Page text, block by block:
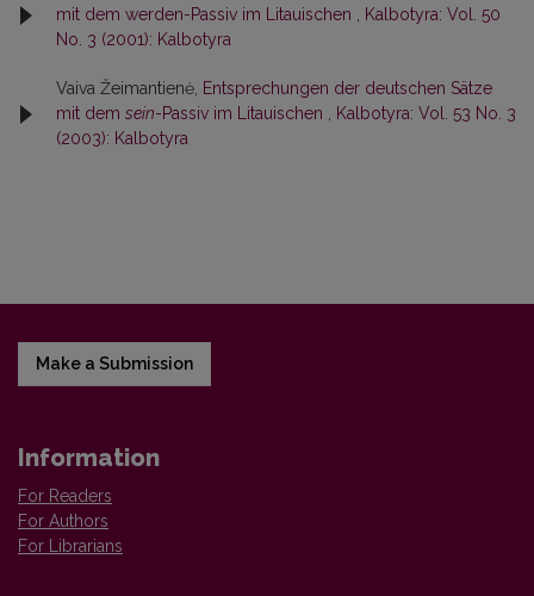
mit dem werden-Passiv im Litauischen
Kalbotyra: Vol. 50
No. 3 (2001): Kalbotyra
Vaiva Žeimantienė, Entsprechungen der deutschen Sätze
mit dem sein-Passiv im Litauischen
Kalbotyra: Vol. 53 No. 3
(2003): Kalbotyra
Make a Submission
Information
For Readers
For Authors
For Librarians